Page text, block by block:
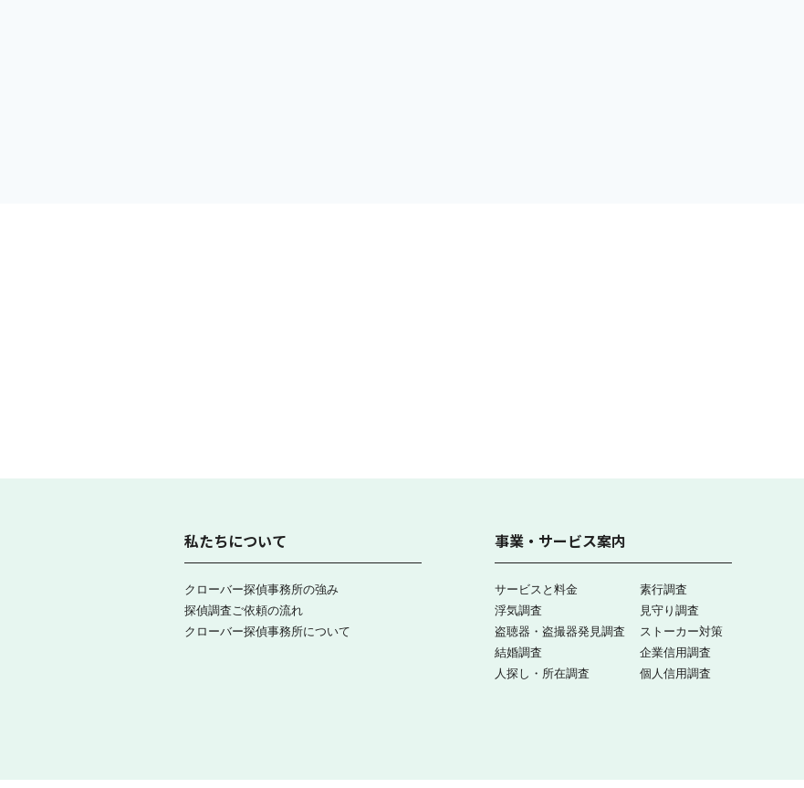
私たちについて
クローバー探偵事務所の強み
探偵調査ご依頼の流れ
クローバー探偵事務所について
事業・サービス案内
サービスと料金
浮気調査
盗聴器・盗撮器発見調査
結婚調査
人探し・所在調査
素行調査
見守り調査
ストーカー対策
企業信用調査
個人信用調査